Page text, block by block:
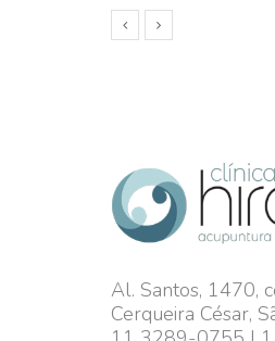
Al. Santos, 1470,
Cerqueira César,